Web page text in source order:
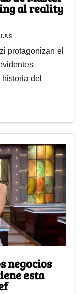
al reality
protagonizan el
del
negocios
esta